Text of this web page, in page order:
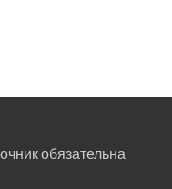
обязательна